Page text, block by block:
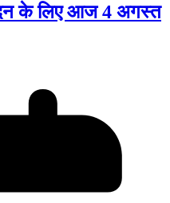
के लिए आज 4 अगस्त